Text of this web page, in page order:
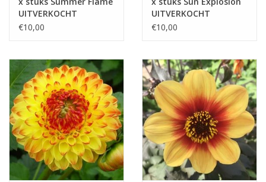
UITVERKOCHT
€10,00
UITVERKOCHT
€10,00